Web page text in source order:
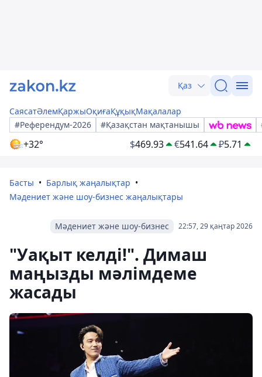
Қаз
СаясатӘлемҚаржыОқиғаҚұқықМақалалар
#Референдум-2026
#Қазақстан мақтанышы
+32° $469.93 €541.64 ₽5.71
Басты
Барлық жаңалықтар
Мәдениет және шоу-бизнес жаңалықтары
22:57, 29 қаңтар 2026
Мәдениет және шоу-бизнес
"Уақыт келді!". Димаш
маңызды мәлімдеме
жасады